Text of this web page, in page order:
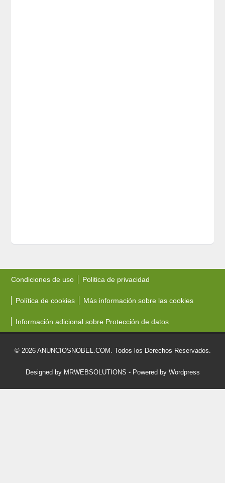
Condiciones de uso Politica de privacidad
Política de cookies Más información sobre las cookies
Información adicional sobre Protección de datos
© 2026 ANUNCIOSNOBEL.COM. Todos los Derechos Reservados.
Designed by MRWEBSOLUTIONS - Powered by Wordpress